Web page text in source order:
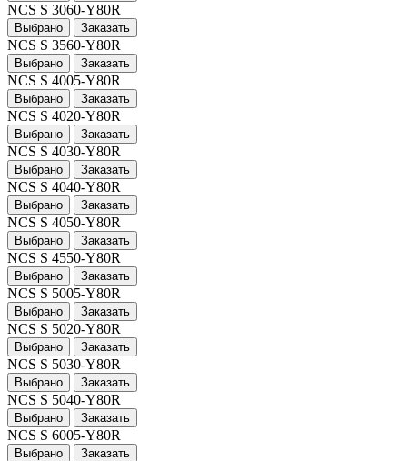
NCS S 3060-Y80R
Выбрано Заказать
NCS S 3560-Y80R
Выбрано Заказать
NCS S 4005-Y80R
Выбрано Заказать
NCS S 4020-Y80R
Выбрано Заказать
NCS S 4030-Y80R
Выбрано Заказать
NCS S 4040-Y80R
Выбрано Заказать
NCS S 4050-Y80R
Выбрано Заказать
NCS S 4550-Y80R
Выбрано Заказать
NCS S 5005-Y80R
Выбрано Заказать
NCS S 5020-Y80R
Выбрано Заказать
NCS S 5030-Y80R
Выбрано Заказать
NCS S 5040-Y80R
Выбрано Заказать
NCS S 6005-Y80R
Выбрано Заказать